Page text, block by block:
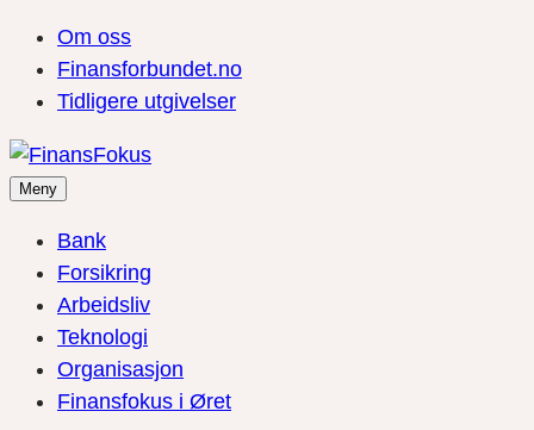
Om oss
Finansforbundet.no
Tidligere utgivelser
Meny
Bank
Forsikring
Arbeidsliv
Teknologi
Organisasjon
Finansfokus i Øret